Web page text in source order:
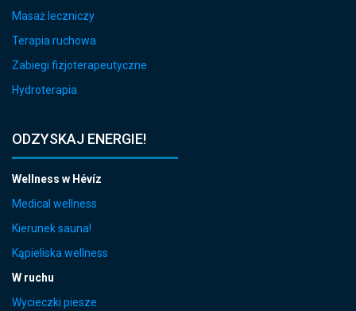
Masaż leczniczy
Terapia ruchowa
Zabiegi fizjoterapeutyczne
Hydroterapia
ODZYSKAJ ENERGIE!
Wellness w Hévíz
Medical wellness
Kierunek sauna!
Kąpieliska wellness
W ruchu
Wycieczki piesze